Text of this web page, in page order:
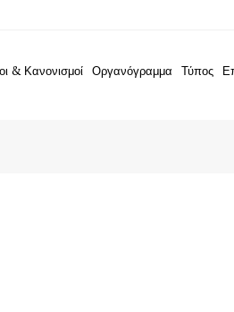
& Κανονισμοί Οργανόγραμμα Τύπος